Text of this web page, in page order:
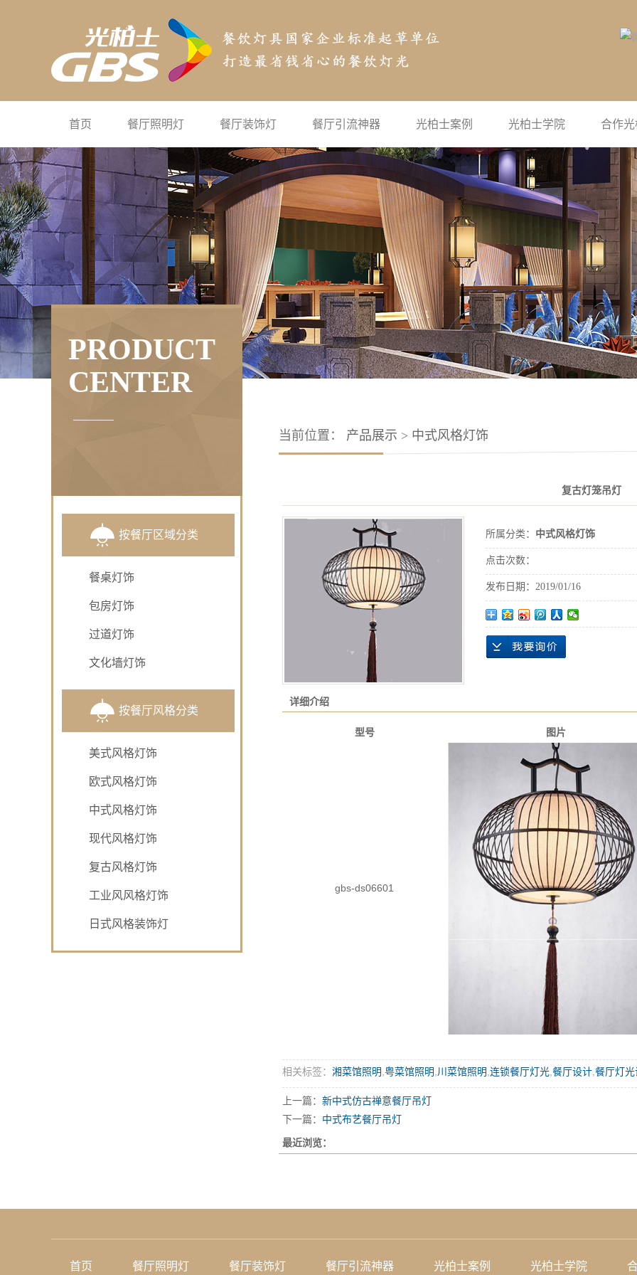
首页 餐厅照明灯 餐厅装饰灯 餐厅引流神器
空气投影
地面互动投影
宴会厅全息投影
光柏士案例 光柏士学院
公司新闻
行业新闻
灯光学院
合作
PRODUCT
CENTER
按餐厅区域分类
餐桌灯饰
包房灯饰
过道灯饰
文化墙灯饰
按餐厅风格分类
美式风格灯饰
欧式风格灯饰
中式风格灯饰
现代风格灯饰
复古风格灯饰
工业风风格灯饰
日式风格装饰灯
当前位置： 产品展示 > 中式风格灯饰
复古灯笼吊灯
所属分类： 中式风格灯饰
点击次数：
发布日期： 2019/01/16
详细介绍
型号 图片
gbs-ds06601
相关标签： 湘菜馆照明 粤菜馆照明 川菜馆照明 连锁餐厅灯光 餐厅设计 餐厅灯光
上一篇： 新中式仿古禅意餐厅吊灯
下一篇： 中式布艺餐厅吊灯
最近浏览：
首页 餐厅照明灯 餐厅装饰灯 餐厅引流神器 光柏士案例 光柏士学院